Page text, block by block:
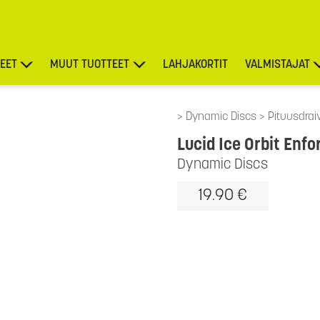
MUUT TUOTTEET LAHJAKORTIT VALMISTAJAT
Dynamic Discs
Dynamic Discs
Lucid Ice Orbit
19.90 €